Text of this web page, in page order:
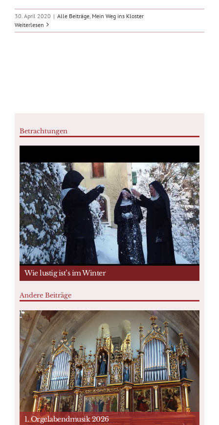
30. April 2020 | Alle Beiträge Mein Weg ins Kloster
Weiterlesen
Betrachtungen
Wie lustig ist’s im Winter
Andere Beiträge
1. Orgelabendmusik 2026